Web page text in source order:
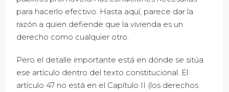
para hacerlo efectivo. Hasta aquí, parece dar la
razón a quien defiende que la vivienda es un
derecho como cualquier otro.
Pero el detalle importante está en dónde se sitúa
ese artículo dentro del texto constitucional. El
artículo 47 no está en el Capítulo II (los derechos